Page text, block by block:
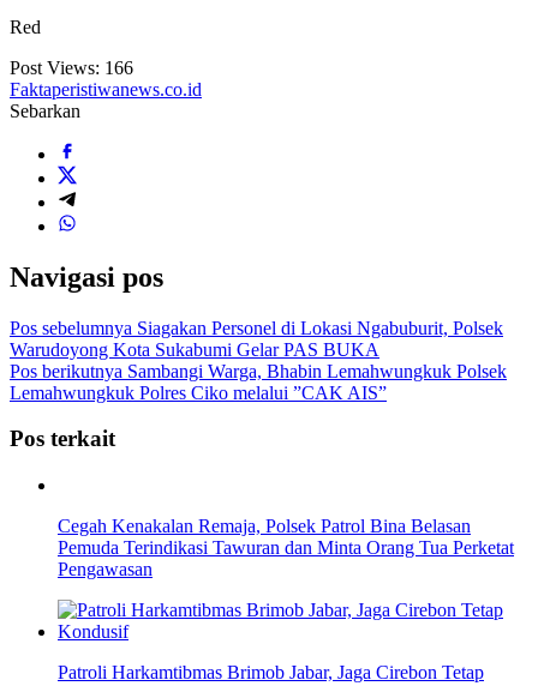
Red
Post Views: 166
Faktaperistiwanews.co.id
Sebarkan
Navigasi pos
Pos sebelumnya Siagakan Personel di Lokasi Ngabuburit, Polsek
Warudoyong Kota Sukabumi Gelar PAS BUKA
Pos berikutnya Sambangi Warga, Bhabin Lemahwungkuk Polsek
Lemahwungkuk Polres Ciko melalui ”CAK AIS”
Pos terkait
Cegah Kenakalan Remaja, Polsek Patrol Bina Belasan
Pemuda Terindikasi Tawuran dan Minta Orang Tua Perketat
Pengawasan
Patroli Harkamtibmas Brimob Jabar, Jaga Cirebon Tetap